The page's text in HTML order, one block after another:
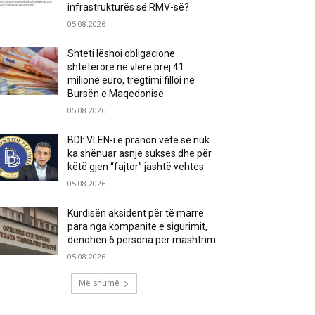
infrastrukturës së RMV-së?
05.08.2026
Shteti lëshoi obligacione
shtetërore në vlerë prej 41
milionë euro, tregtimi filloi në
Bursën e Maqedonisë
05.08.2026
BDI: VLEN-i e pranon vetë se nuk
ka shënuar asnjë sukses dhe për
këtë gjen “fajtor” jashtë vehtes
05.08.2026
Kurdisën aksident për të marrë
para nga kompanitë e sigurimit,
dënohen 6 persona për mashtrim
05.08.2026
Më shumë